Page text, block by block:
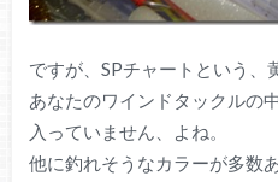
ですが、SPチャートという、
あなたのワインドタックルの
入っていません、よね。
他に釣れそうなカラーが多数